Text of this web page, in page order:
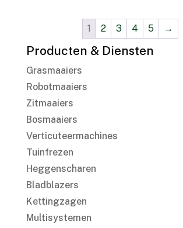
1 2 3 4 5 →
Producten & Diensten
Grasmaaiers
Robotmaaiers
Zitmaaiers
Bosmaaiers
Verticuteermachines
Tuinfrezen
Heggenscharen
Bladblazers
Kettingzagen
Multisystemen